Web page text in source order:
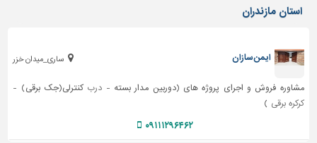
و
ماشین
برقی،روشنایی،ایمنی
محوطه
سازی
استان مازندران
ساری_میدان خزر ایمن سازان
مشاوره فروش و اجرای پروژه های (دوربین مدار بسته - درب کنترلی(جک برقی) -
کرکره برقی )
۰۹۱۱۱۲۹۶۴۶۲